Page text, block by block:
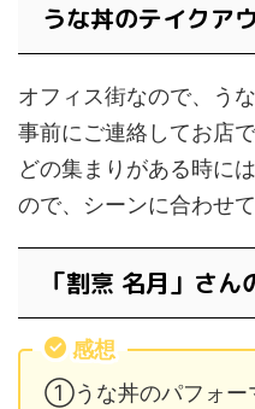
うな丼のテイクア
オフィス街なので、う
事前にご連絡してお店
どの集まりがある時に
ので、シーンに合わせ
「割烹 名月」さん
感想
①うな丼のパフォー